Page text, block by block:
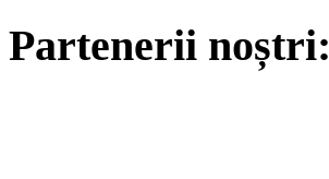
Partenerii noștri: